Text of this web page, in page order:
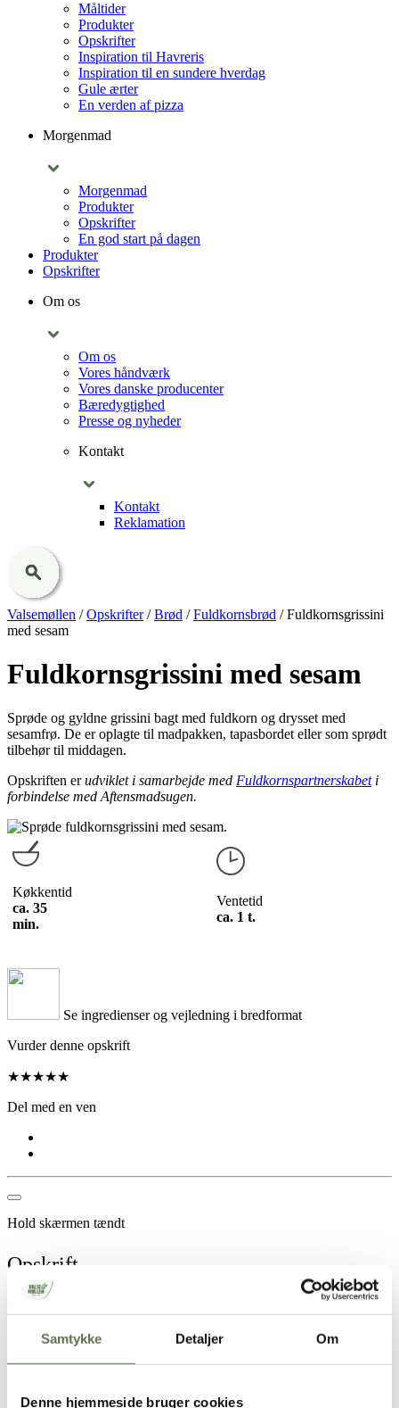
Samtykke Detaljer Om
Denne hjemmeside bruger cookies
Måltider
Produkter
Opskrifter
Inspiration til Havreris
Inspiration til en sundere hverdag
Gule ærter
En verden af pizza
Morgenmad
Morgenmad
Produkter
Opskrifter
En god start på dagen
Produkter
Opskrifter
Om os
Om os
Vores håndværk
Vores danske producenter
Bæredygtighed
Presse og nyheder
Kontakt
Kontakt
Reklamation
Valsemøllen /Opskrifter/Brød /Fuldkornsbrød /Fuldkornsgrissini
med sesam
Fuldkornsgrissini med sesam
Sprøde og gyldne grissini bagt med fuldkorn og drysset med
sesamfrø. De er oplagte til madpakken, tapasbordet eller som sprødt
tilbehør til middagen.
Opskriften erudviklet i samarbejde med Fuldkornspartnerskabeti
forbindelse med Aftensmadsugen.
Køkkentid
ca. 35
min.
Ventetid
ca. 1 t.
Se ingredienser og vejledning i bredformat
Vurder denne opskrift
★★★★★
Del med en ven
Hold skærmen tændt
Opskrift
1,5 dl lunkent vand
1 spsk. olivenolie
1 spsk. sesam